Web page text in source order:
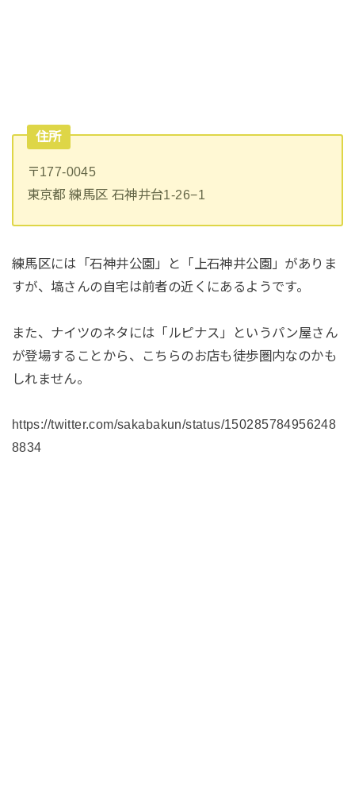
住所
〒177-0045
東京都 練馬区 石神井台1-26−1
練馬区には「石神井公園」と「上石神井公園」がありま
すが、塙さんの自宅は前者の近くにあるようです。
また、ナイツのネタには「ルピナス」というパン屋さん
が登場することから、こちらのお店も徒歩圏内なのかも
しれません。
https://twitter.com/sakabakun/status/150285784956248
8834